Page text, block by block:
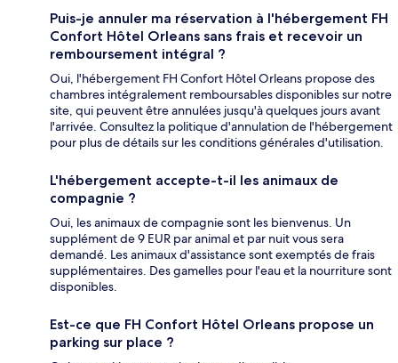
Puis-je annuler ma réservation à l'hébergement FH
Confort Hôtel Orleans sans frais et recevoir un
remboursement intégral ?
Oui, l'hébergement FH Confort Hôtel Orleans propose des
chambres intégralement remboursables disponibles sur notre
site, qui peuvent être annulées jusqu'à quelques jours avant
l'arrivée. Consultez la politique d'annulation de l'hébergement
pour plus de détails sur les conditions générales d'utilisation.
L'hébergement accepte-t-il les animaux de
compagnie ?
Oui, les animaux de compagnie sont les bienvenus. Un
supplément de 9 EUR par animal et par nuit vous sera
demandé. Les animaux d'assistance sont exemptés de frais
supplémentaires. Des gamelles pour l'eau et la nourriture sont
disponibles.
Est-ce que FH Confort Hôtel Orleans propose un
parking sur place ?